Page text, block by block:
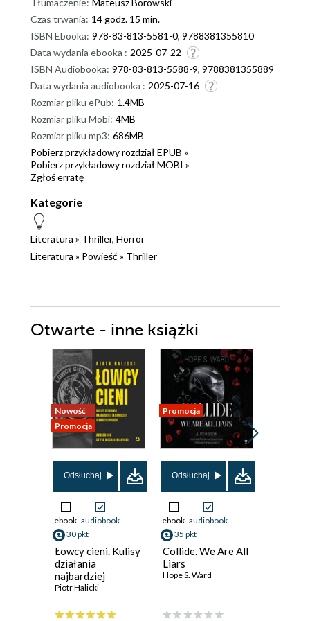
Tłumaczenie: Mateusz Borowski
Czas trwania: 14 godz. 15 min.
ISBN Ebooka: 978-83-813-5581-0, 9788381355810
Data wydania ebooka : 2025-07-22
ISBN Audiobooka: 978-83-813-5588-9, 9788381355889
Data wydania audiobooka : 2025-07-16
Rozmiar pliku ePub: 1.4MB
Rozmiar pliku Mobi: 4MB
Rozmiar pliku mp3: 686MB
Pobierz przykładowy rozdział EPUB »
Pobierz przykładowy rozdział MOBI »
Zgłoś erratę
Kategorie
Literatura » Thriller, Horror
Literatura » Powieść » Thriller
Otwarte - inne książki
Nowość
Promocja
Odsłuchaj
ebook audiobook
30 pkt
Łowcy cieni. Kulisy
działania
najbardziej
tajemniczej
Piotr Halicki
Promocja
Odsłuchaj
ebook audiobook
35 pkt
Collide. We Are All
Liars
Hope S. Ward